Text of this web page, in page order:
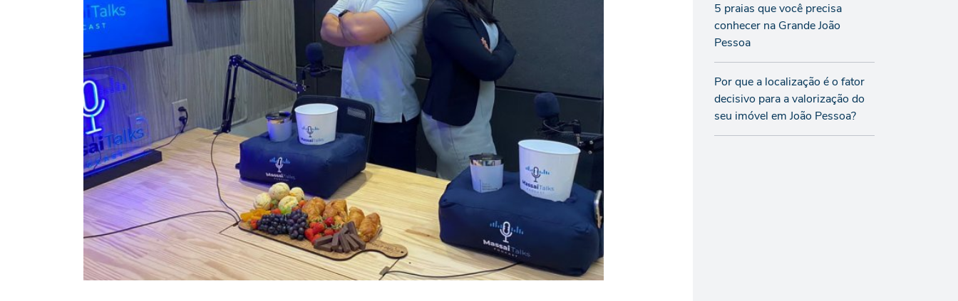
5 praias que você precisa
conhecer na Grande João
Pessoa
Por que a localização é o fator
decisivo para a valorização do
seu imóvel em João Pessoa?